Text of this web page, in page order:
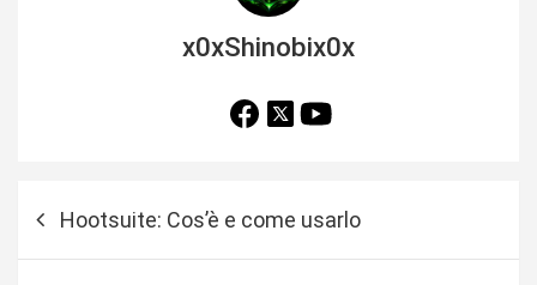
x0xShinobix0x
Hootsuite: Cos’è e come usarlo